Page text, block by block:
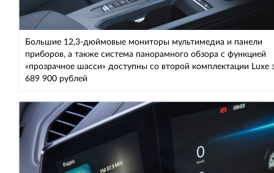
Большие 12,3-дюймовые мониторы мультимедиа и панели
приборов, а также система панорамного обзора с функцией
«прозрачное шасси» доступны со второй комплектации Luxe
689 900 рублей